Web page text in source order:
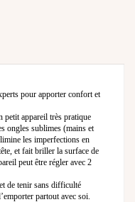
pour apporter confort et
petit appareil très pratique
ongles sublimes (mains et
les imperfections en
et fait briller la surface de
peut être régler avec 2
de tenir sans difficulté
partout avec soi.